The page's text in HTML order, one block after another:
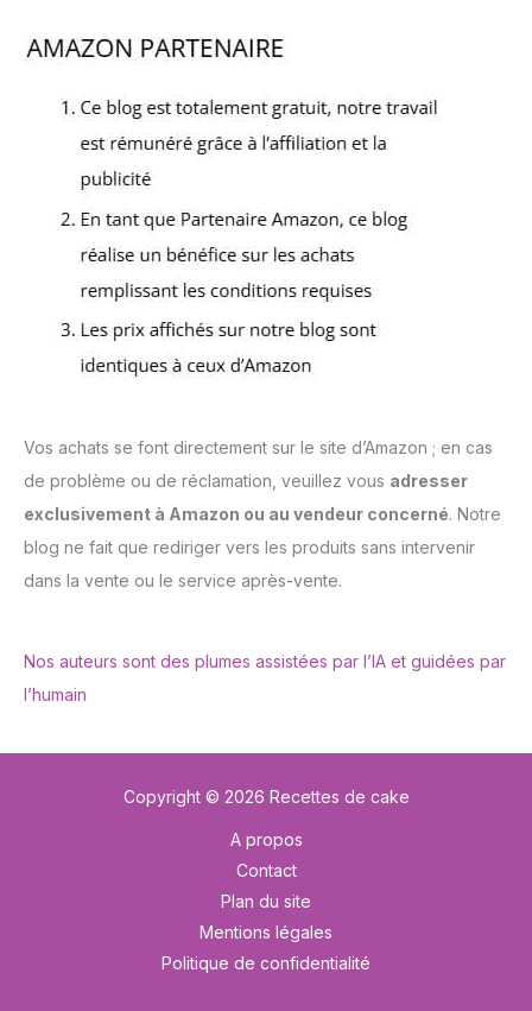
Vos achats se font directement sur le site d’Amazon ; en cas
de problème ou de réclamation, veuillez vous adresser
exclusivement à Amazon ou au vendeur concerné. Notre
blog ne fait que rediriger vers les produits sans intervenir
dans la vente ou le service après-vente.
Nos auteurs sont des plumes assistées par l’IA et guidées par
l’humain
Copyright © 2026 Recettes de cake
A propos
Contact
Plan du site
Mentions légales
Politique de confidentialité